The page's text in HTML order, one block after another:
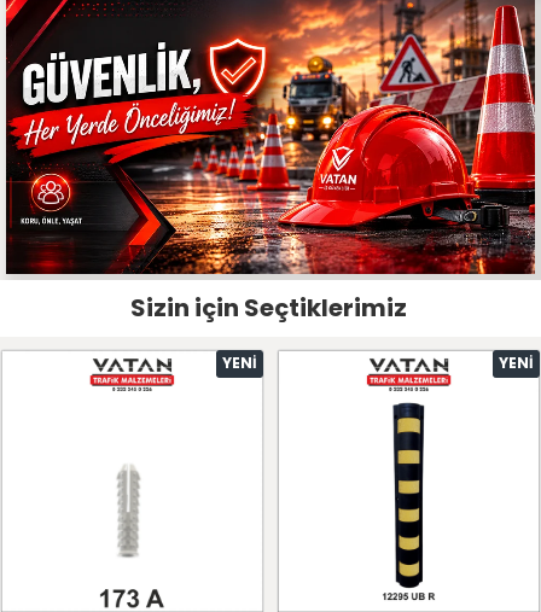
Sizin için Seçtiklerimiz
YENI YENI